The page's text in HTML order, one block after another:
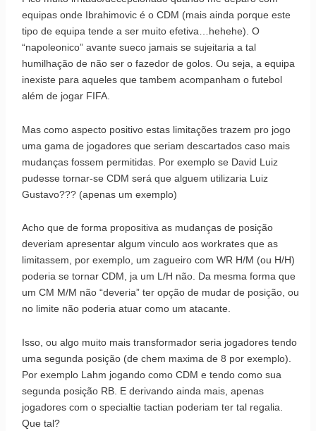
equipas onde Ibrahimovic é o CDM (mais ainda porque este
tipo de equipa tende a ser muito efetiva…hehehe). O
“napoleonico” avante sueco jamais se sujeitaria a tal
humilhação de não ser o fazedor de golos. Ou seja, a equipa
inexiste para aqueles que tambem acompanham o futebol
além de jogar FIFA.
Mas como aspecto positivo estas limitações trazem pro jogo
uma gama de jogadores que seriam descartados caso mais
mudanças fossem permitidas. Por exemplo se David Luiz
pudesse tornar-se CDM será que alguem utilizaria Luiz
Gustavo??? (apenas um exemplo)
Acho que de forma propositiva as mudanças de posição
deveriam apresentar algum vinculo aos workrates que as
limitassem, por exemplo, um zagueiro com WR H/M (ou H/H)
poderia se tornar CDM, ja um L/H não. Da mesma forma que
um CM M/M não “deveria” ter opção de mudar de posição, ou
no limite não poderia atuar como um atacante.
Isso, ou algo muito mais transformador seria jogadores tendo
uma segunda posição (de chem maxima de 8 por exemplo).
Por exemplo Lahm jogando como CDM e tendo como sua
segunda posição RB. E derivando ainda mais, apenas
jogadores com o specialtie tactian poderiam ter tal regalia.
Que tal?